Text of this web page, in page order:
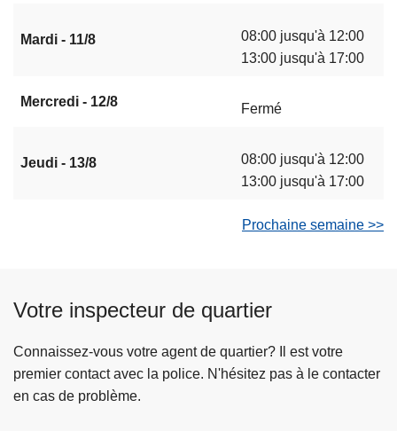
Mardi - 11/8
08:00 jusqu'à 12:00
13:00 jusqu'à 17:00
Mercredi - 12/8 Fermé
Jeudi - 13/8
08:00 jusqu'à 12:00
13:00 jusqu'à 17:00
Prochaine semaine >>
Votre inspecteur de quartier
Connaissez-vous votre agent de quartier? Il est votre
premier contact avec la police. N'hésitez pas à le contacter
en cas de problème.